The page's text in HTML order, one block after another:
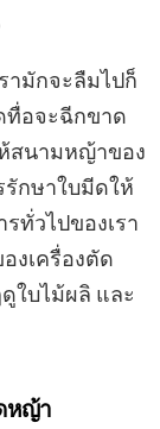
ามักจะลืมไปก็
ทื่อจะฉีกขาด
สนามหญ้าของ
กษาใบมีดให้
ทั่วไปของเรา
งเครื่องตัด
ใบไม้ผลิ และ
หญ้า